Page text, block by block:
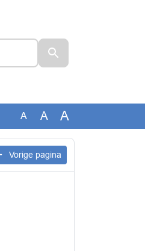
A A A
Vorige pagina